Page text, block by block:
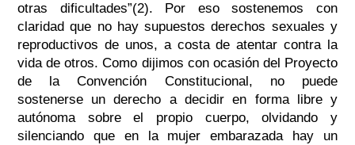
otras dificultades”(2). Por eso sostenemos con
claridad que no hay supuestos derechos sexuales y
reproductivos de unos, a costa de atentar contra la
vida de otros. Como dijimos con ocasión del Proyecto
de la Convención Constitucional, no puede
sostenerse un derecho a decidir en forma libre y
autónoma sobre el propio cuerpo, olvidando y
silenciando que en la mujer embarazada hay un